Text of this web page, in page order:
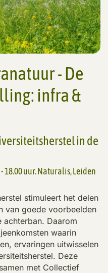
- De
infra &
in de
18.00 uur. Naturalis, Leiden
stimuleert het delen
van goede voorbeelden
Daarom
waarin
ervaringen uitwisselen
Deze
met Collectief